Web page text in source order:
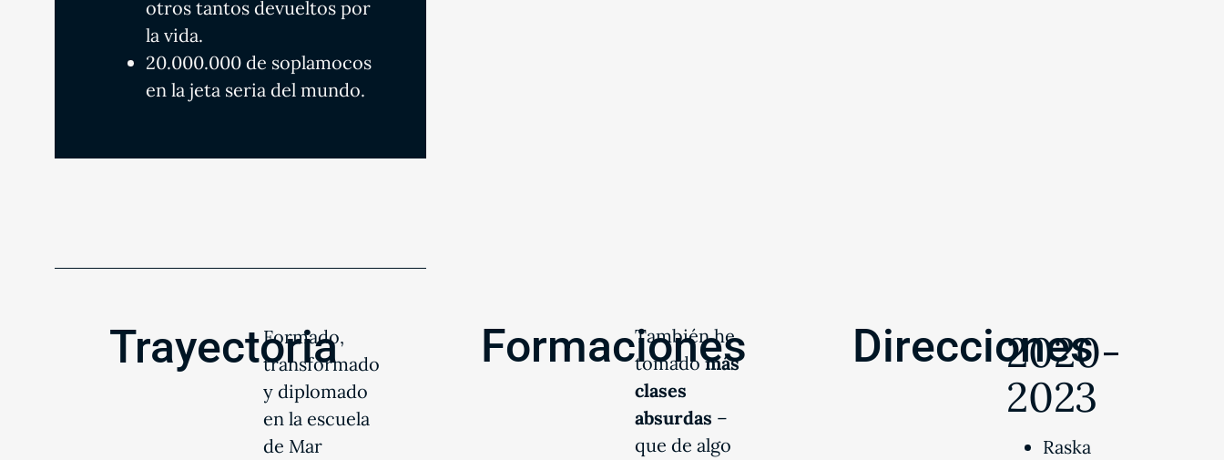
otros tantos devueltos por
la vida.
20.000.000 de soplamocos
en la jeta seria del mundo.
Trayectoria
Formado,
transformado
y diplomado
en la escuela
de Mar
Formaciones
También he
tomadomás
clases
absurdas –
que de algo
Direcciones
2020-
2023
Raska